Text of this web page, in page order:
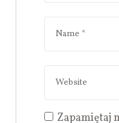
Zapamiętaj